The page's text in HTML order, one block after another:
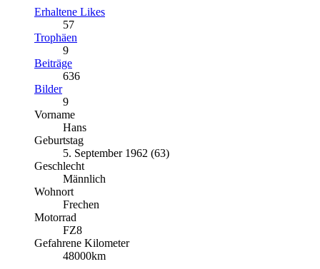
Erhaltene Likes
57
Trophäen
9
Beiträge
636
Bilder
9
Vorname
Hans
Geburtstag
5. September 1962 (63)
Geschlecht
Männlich
Wohnort
Frechen
Motorrad
FZ8
Gefahrene Kilometer
48000km